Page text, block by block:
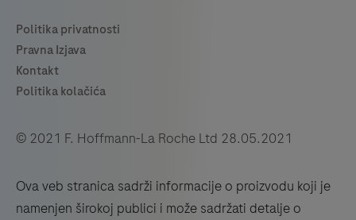
© 2021 F. Hoffmann-La Roche Ltd 28.05.2021
Ova veb stranica sadrži informacije o proizvodu koji je
namenjen širokoj publici i može sadržati detalje o